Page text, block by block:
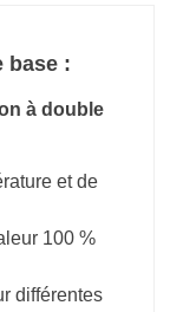
base :
à double
et de
100 %
différentes